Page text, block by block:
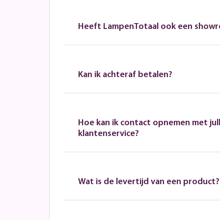
Heeft LampenTotaal ook een
Kan ik achteraf betalen?
Hoe kan ik contact opnemen met
klantenservice?
Wat is de levertijd van een product?